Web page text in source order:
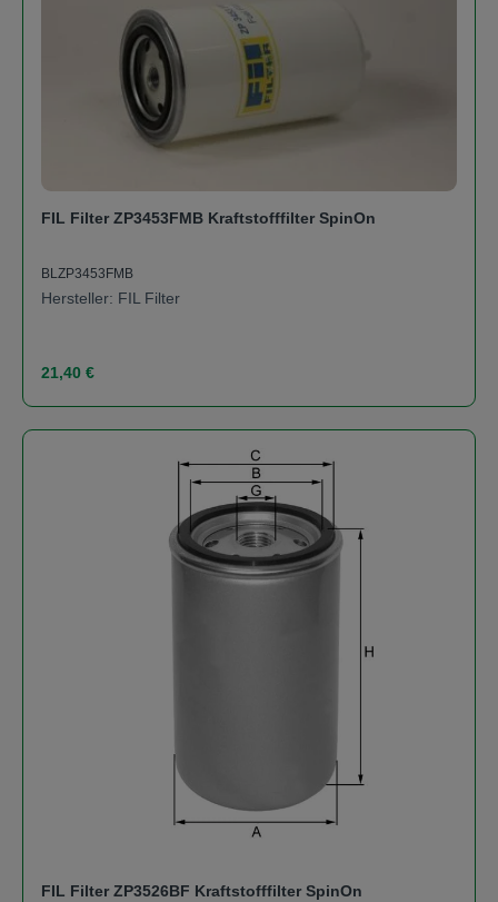
FIL Filter ZP3453FMB Kraftstofffilter SpinOn
BLZP3453FMB
Hersteller: FIL Filter
Regulärer Preis:
21,40 €
FIL Filter ZP3526BF Kraftstofffilter SpinOn